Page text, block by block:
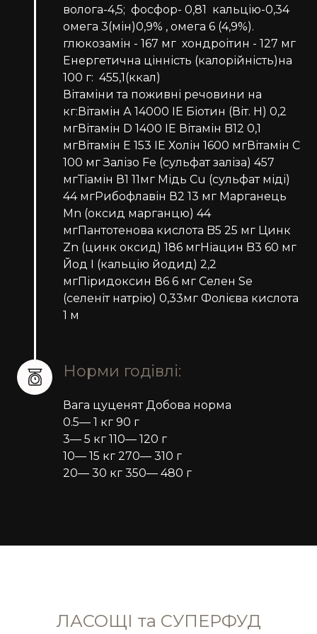
волога-4,5; фосфор- 0,81 кальцію-0,34
омега 3(мін)0,9% , омега 6 (4,9%).
глюкозамін - 167 мг хондроітин - 127 мг
Енергетична цінність (калорійність)на
100 г: 455,1(ккал)
Вітаміни та поживні речовини на
кг:Вітамін А 14000 IE Біотин (Віт. H) 0,2
мгВітамін D 1400 IE Вітамін B12 0,1
мгВітамін E 153 IE Холін 1600 мгВітамін C
100 мг Залізо Fе (сульфат заліза) 457
мгТіамін В1 11мг Мідь Cu (сульфат міді)
44 мгРибофлавін В2 13 мг Марганець
Mn (оксид марганцю) 44
мгПантотенова кислота B5 25 мг Цинк
Zn (цинк оксид) 186 мгНіацин B3 60 мг
Йод I (кальцію йодид) 2,2
мгПіридоксин В6 6 мг Селен Se
(селеніт натрію) 0,33мг Фолієва кислота
1 м
Норми годівлі:
Вага цуценят Добова норма
0.5— 1 кг 90 г
3— 5 кг 110— 120 г
10— 15 кг 270— 310 г
20— 30 кг 350— 480 г
ЛАСОЩІ та СУПЕРФУД